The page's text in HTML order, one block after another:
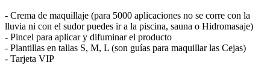
- Crema de maquillaje (para 5000 aplicaciones no se corre con la
lluvia ni con el sudor puedes ir a la piscina, sauna o Hidromasaje)
- Pincel para aplicar y difuminar el producto
- Plantillas en tallas S, M, L (son guías para maquillar las Cejas)
- Tarjeta VIP